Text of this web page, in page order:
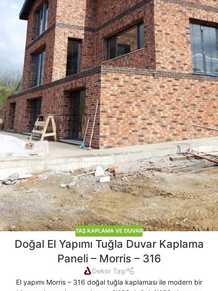
TAŞ KAPLAMA VE DUVAR
Doğal El Yapımı Tuğla Duvar Kaplama
Paneli – Morris – 316
Dekor Taşı
El yapımı Morris – 316 doğal tuğla kaplaması ile modern bir